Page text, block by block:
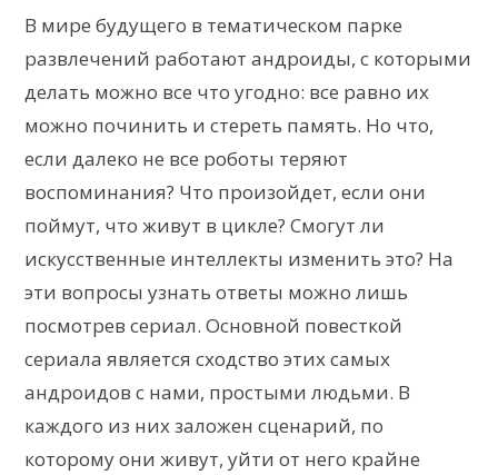
В мире будущего в тематическом парке
развлечений работают андроиды, с которыми
делать можно все что угодно: все равно их
можно починить и стереть память. Но что,
если далеко не все роботы теряют
воспоминания? Что произойдет, если они
поймут, что живут в цикле? Смогут ли
искусственные интеллекты изменить это? На
эти вопросы узнать ответы можно лишь
посмотрев сериал. Основной повесткой
сериала является сходство этих самых
андроидов с нами, простыми людьми. В
каждого из них заложен сценарий, по
которому они живут, уйти от него крайне